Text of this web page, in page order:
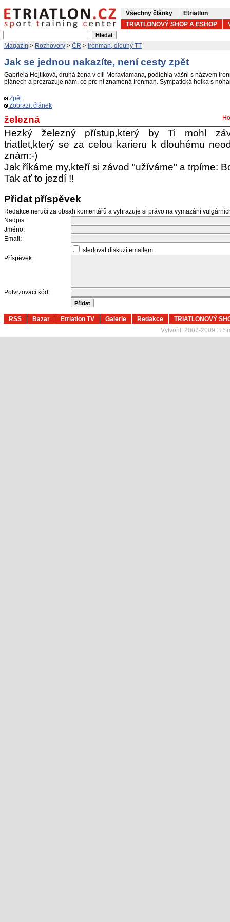
Všechny články
Etriatlon
TRIATLONOVÝ SHOP A ESHOP
Magazín > Rozhovory > ČR > Ironman, dlouhý TT
Jak se jednou nakazíte, není cesty zpět
Gabriela Hejtíková, druhá žena v cíli Moraviamana, podlehla vášni s názvem
plánech a prozrazuje nám, co pro ni znamená Ironman. Sympatická holka s
Zpět
Zobrazit článek
železná
Hezký železný přístup,který by Ti mohl
triatlet,který se za celou karieru k dlouhému
znám:-)
Jak říkáme my,kteří si závod "užíváme" a trpíme:
Tak ať to jezdí !!
Přidat příspěvek
Redakce neručí za obsah komentářů a vyhrazuje si právo na vymazání
Nadpis:
Jméno:
Email:
sledovat diskuzi emailem
Příspěvek:
Potvrzovací kód:
RSS Bazar Etriatlon TV Galerie Redakce
TRIATLONOVÝ
Vytvořil: 2007-2009 ©